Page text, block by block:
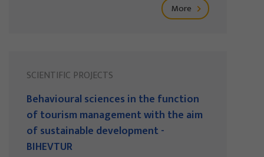
More
SCIENTIFIC PROJECTS
Behavioural sciences in the function
of tourism management with the aim
of sustainable development -
BIHEVTUR